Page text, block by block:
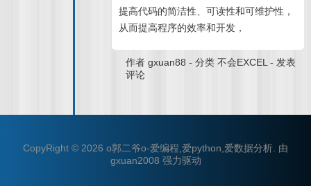
提高代码的简洁性、可读性和可维护性，
从而提高程序的效率和开发，
作者gxuan88 -分类不会EXCEL - 发表
评论
CopyRight © 2026 o郭二爷o-爱编程,爱python,爱数据分析 由
gxuan2008 强力驱动